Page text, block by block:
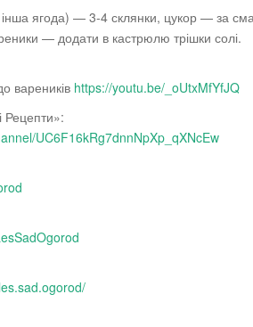
ягода) — 3-4 склянки, цукор — за
— додати в кастрюлю трішки солі.
вареників https://youtu.be/_oUtxMfYfJQ
UC6F16kRg7dnnNpXp_qXNcEw